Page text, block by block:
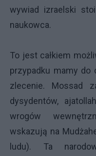
wywiad izraelski
naukowca.
To jest całkiem
przypadku mamy do
zlecenie. Mossad
dysydentów,
wrogów
wskazują na
ludu). Ta